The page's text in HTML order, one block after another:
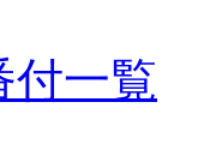
付一覧